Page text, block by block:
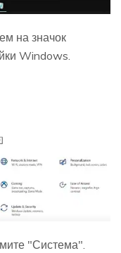
на значок
Windows.
"Система".